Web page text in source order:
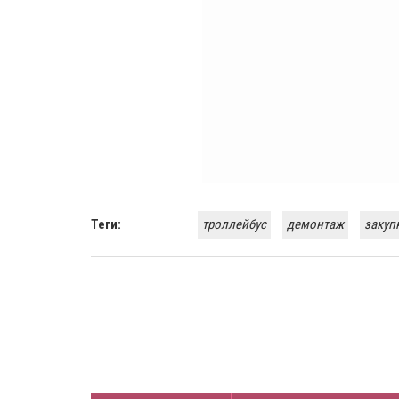
Теги: троллейбус демонтаж